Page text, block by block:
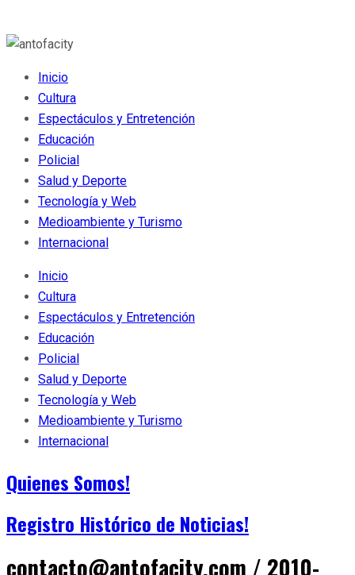
Inicio
Cultura
Espectáculos y Entretención
Educación
Policial
Salud y Deporte
Tecnología y Web
Medioambiente y Turismo
Internacional
Inicio
Cultura
Espectáculos y Entretención
Educación
Policial
Salud y Deporte
Tecnología y Web
Medioambiente y Turismo
Internacional
Quienes Somos!
Registro Histórico de Noticias!
contacto@antofacity.com / 2010-